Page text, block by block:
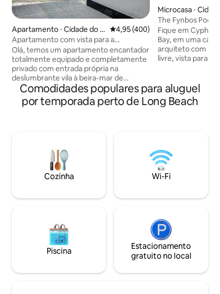
Apartamento ⋅ Cidade do C
abo
4,95 de uma avaliação média de
4,95 (400)
Apartamento com vista para a
montanha e para o mar 1
Olá, temos um apartamento encantador
totalmente equipado e completamente
privado com entrada própria na
deslumbrante vila à beira-mar de
Kommetjie. Cozinha/sala de estar em
plano aberto leva à sua própria piscina
privada, deck, área de churrasco, todos
principal, juntamente com
banheira/chuveiro independentes,
ambos com as mais belas vistas para o
quanto da área da piscina. Agradeço
Microcasa ⋅
The Fynbos Pod,
Close, Hout Bay
Fique em Cyphia
Bay, em uma
arquiteto com
livre, vista para o
está perto da cidade e
cama(s) de
área de estar,
no local Não há acomodações gratuitas
para publicações
favor leia O
Comodidades populares para aluguel
por temporada perto de Long Beach
Cozinha Wi-Fi
Piscina
Estacionamento
gratuito no local